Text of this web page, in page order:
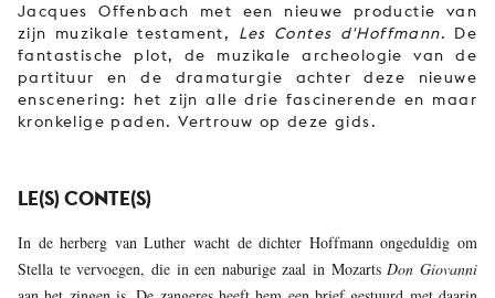
Jacques Offenbach met een nieuwe productie van
zijn
muzikale testament, Les Contes d'Hoffmann. De
fantastische plot, de muzikale archeologie van de
partituur en de dramaturgie achter deze nieuwe
enscenering: het zijn alle drie fascinerende en maar
kronkelige paden. Vertrouw op deze gids.
LE(S) CONTE(S)
In de herberg van Luther wacht de dichter Hoffmann ongeduldig om
Stella te vervoegen, die in een naburige zaal in Mozarts Don Giovanni